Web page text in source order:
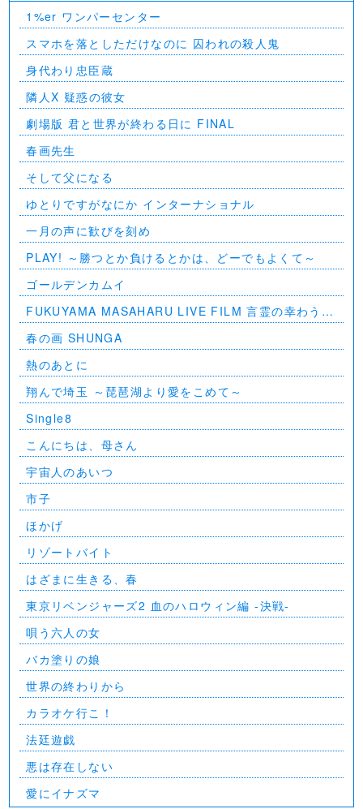
1%er ワンパーセンター
スマホを落としただけなのに 囚われの殺人鬼
身代わり忠臣蔵
隣人X 疑惑の彼女
劇場版 君と世界が終わる日に FINAL
春画先生
そして父になる
ゆとりですがなにか インターナショナル
一月の声に歓びを刻め
PLAY! ～勝つとか負けるとかは、どーでもよくて～
ゴールデンカムイ
FUKUYAMA MASAHARU LIVE FILM 言霊の幸わう夏
@NIPPON BUDOKAN 2023
春の画 SHUNGA
熱のあとに
翔んで埼玉 ～琵琶湖より愛をこめて～
Single8
こんにちは、母さん
宇宙人のあいつ
市子
ほかげ
リゾートバイト
はざまに生きる、春
東京リベンジャーズ2 血のハロウィン編 -決戦-
唄う六人の女
バカ塗りの娘
世界の終わりから
カラオケ行こ！
法廷遊戯
悪は存在しない
愛にイナズマ